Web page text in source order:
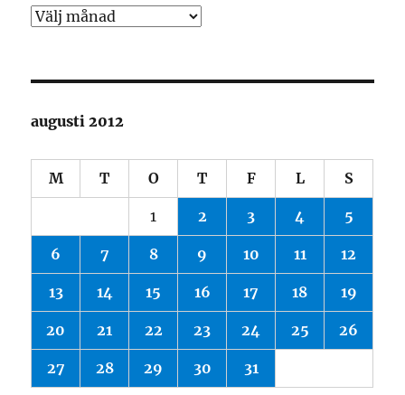
Arkiv
augusti 2012
M T O T F L S
1 2 3 4 5
6 7 8 9 10 11 12
13 14 15 16 17 18 19
20 21 22 23 24 25 26
27 28 29 30 31